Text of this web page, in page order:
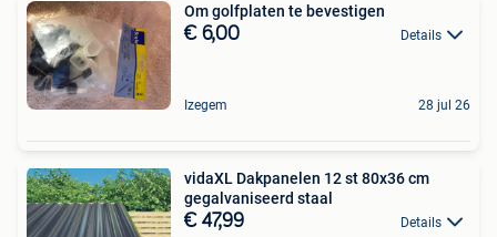
Om golfplaten te bevestigen
€ 6,00 Details
Izegem 28 jul 26
vidaXL Dakpanelen 12 st 80x36 cm
gegalvaniseerd staal
€ 47,99 Details